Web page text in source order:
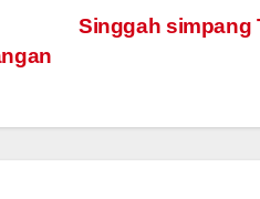
Singgah simpang